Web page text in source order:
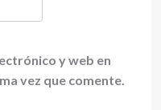
y web en
vez que comente.